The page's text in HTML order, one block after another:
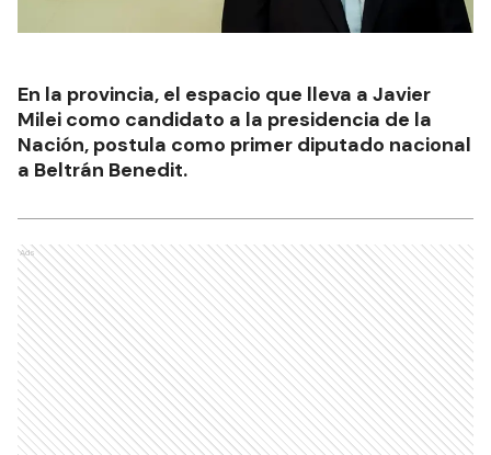
En la provincia, el espacio que lleva a Javier
Milei como candidato a la presidencia de la
Nación, postula como primer diputado nacional
a Beltrán Benedit.
Ads